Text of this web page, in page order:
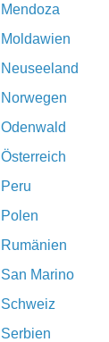
Mendoza
Moldawien
Neuseeland
Norwegen
Odenwald
Österreich
Peru
Polen
Rumänien
San Marino
Schweiz
Serbien